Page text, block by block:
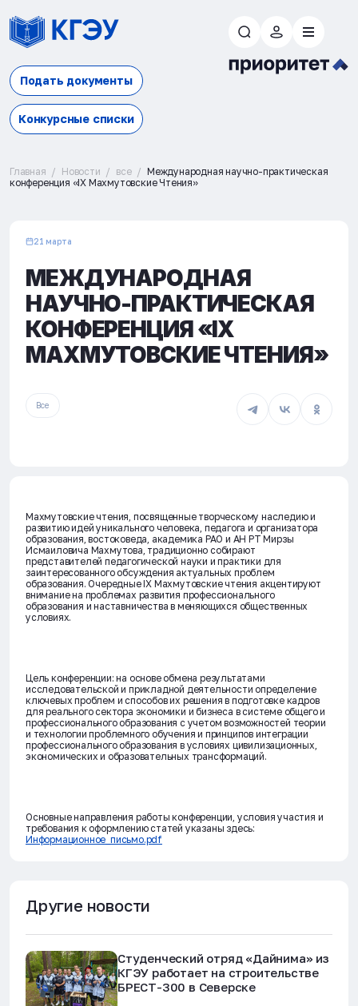
Подать документы
Конкурсные списки
Главная Новости все
Международная научно-практическая
конференция «IX Махмутовские Чтения»
21 марта
МЕЖДУНАРОДНАЯ
НАУЧНО-ПРАКТИЧЕСКАЯ
КОНФЕРЕНЦИЯ «IX
МАХМУТОВСКИЕ ЧТЕНИЯ»
Все
Махмутовские чтения, посвященные творческому наследию и
развитию идей уникального человека, педагога и организатора
образования, востоковеда, академика РАО и АН РТ Мирзы
Исмаиловича Махмутова, традиционно собирают
представителей педагогической науки и практики для
заинтересованного обсуждения актуальных проблем
образования. Очередные IX Махмутовские чтения акцентируют
внимание на проблемах развития профессионального
образования и наставничества в меняющихся общественных
условиях.
Цель конференции: на основе обмена результатами
исследовательской и прикладной деятельности определение
ключевых проблем и способов их решения в подготовке кадров
для реального сектора экономики и бизнеса в системе общего и
профессионального образования с учетом возможностей теории
и технологии проблемного обучения и принципов интеграции
профессионального образования в условиях цивилизационных,
экономических и образовательных трансформаций.
Основные направления работы конференции, условия участия и
требования к оформлению статей указаны здесь:
Информационное_письмо.pdf
Другие новости
Студенческий отряд «Дайнима» из
КГЭУ работает на строительстве
БРЕСТ-300 в Северске